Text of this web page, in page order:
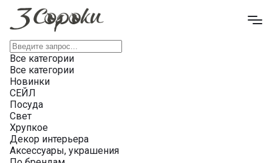
Все категории
Все категории
Новинки
СЕЙЛ
Посуда
Свет
Хрупкое
Декор интерьера
Аксессуары, украшения